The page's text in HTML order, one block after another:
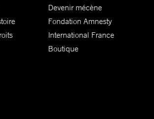
Devenir mécène
Fondation Amnesty
International France
Boutique